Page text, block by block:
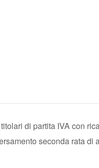
di partita IVA con
seconda rata di